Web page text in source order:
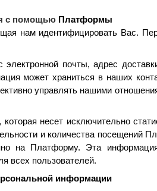
с помощью Платформы
нам идентифицировать Вас.
почты, адрес
может храниться в наших
управлять нашими
несет исключительно
и количества посещений
на Платформу. Эта информация
всех пользователей.
информации